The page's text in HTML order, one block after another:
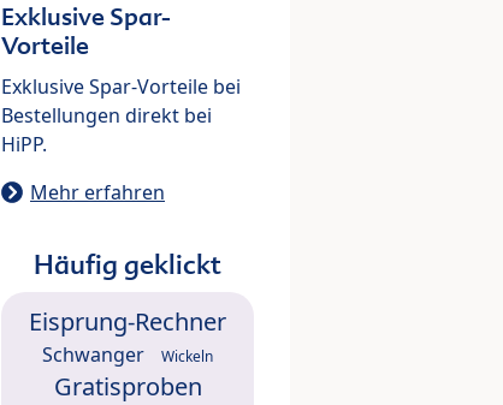
Exklusive Spar-
Vorteile
Exklusive Spar-Vorteile bei
Bestellungen direkt bei
HiPP.
Mehr erfahren
Häufig geklickt
Eisprung-Rechner
Schwanger Wickeln
Gratisproben